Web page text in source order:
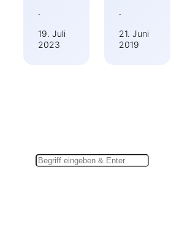
·
19. Juli
2023
·
21. Juni
2019